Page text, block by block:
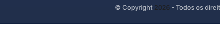
© Copyright 2026 - Todos os